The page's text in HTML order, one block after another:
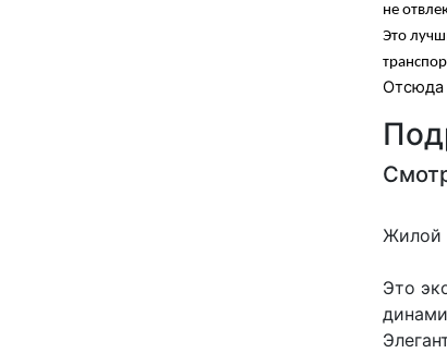
не
Это
Отсюда
Жилой
Это